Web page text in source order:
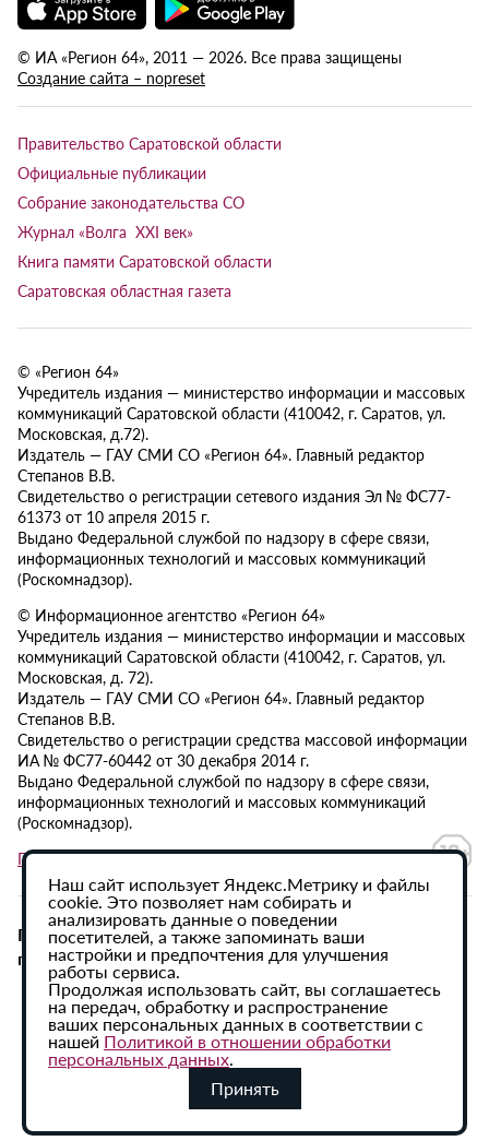
© ИА «Регион 64», 2011 — 2026. Все права защищены
Создание сайта – nopreset
Правительство Саратовской области
Официальные публикации
Собрание законодательства СО
Журнал «Волга XXI век»
Книга памяти Саратовской области
Саратовская областная газета
© «Регион 64»
Учредитель издания — министерство информации и массовых
коммуникаций Саратовской области (410042, г. Саратов, ул.
Московская, д.72).
Издатель — ГАУ СМИ СО «Регион 64». Главный редактор
Степанов В.В.
Свидетельство о регистрации сетевого издания Эл № ФС77-
61373 от 10 апреля 2015 г.
Выдано Федеральной службой по надзору в сфере связи,
информационных технологий и массовых коммуникаций
(Роскомнадзор).
© Информационное агентство «Регион 64»
Учредитель издания — министерство информации и массовых
коммуникаций Саратовской области (410042, г. Саратов, ул.
Московская, д. 72).
Издатель — ГАУ СМИ СО «Регион 64». Главный редактор
Степанов В.В.
Свидетельство о регистрации средства массовой информации
ИА № ФС77-60442 от 30 декабря 2014 г.
Выдано Федеральной службой по надзору в сфере связи,
информационных технологий и массовых коммуникаций
(Роскомнадзор).
Политика в отношении обработки персональных данных
При использовании материалов сайта активная
гиперссылка на ИА «Регион 64» обязательна.
Наш сайт использует Яндекс.Метрику и файлы
cookie. Это позволяет нам собирать и
анализировать данные о поведении
посетителей, а также запоминать ваши
настройки и предпочтения для улучшения
работы сервиса.
Продолжая использовать сайт, вы соглашаетесь
на передач, обработку и распространение
ваших персональных данных в соответствии с
нашей Политикой в отношении обработки
персональных данных.
Принять